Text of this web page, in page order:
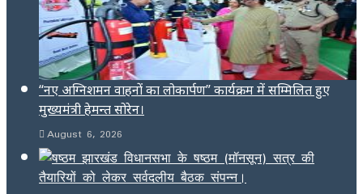
“नए अग्निशमन वाहनों का लोकार्पण” कार्यक्रम में सम्मिलित हुए
मुख्यमंत्री हेमन्त सोरेन।
August 6, 2026